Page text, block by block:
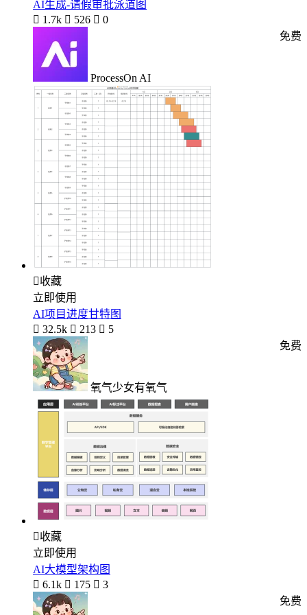
AI生成-请假审批泳道图
 1.7k  526  0
ProcessOn AI
免费
收藏
立即使用
AI项目进度甘特图
 32.5k  213  5
氧气少女有氧气
免费
收藏
立即使用
AI大模型架构图
 6.1k  175  3
免费